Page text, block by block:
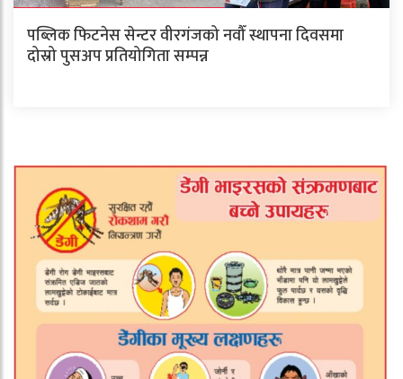
पब्लिक फिटनेस सेन्टर वीरगंजको नवौँ स्थापना दिवसमा
दोस्रो पुसअप प्रतियोगिता सम्पन्न